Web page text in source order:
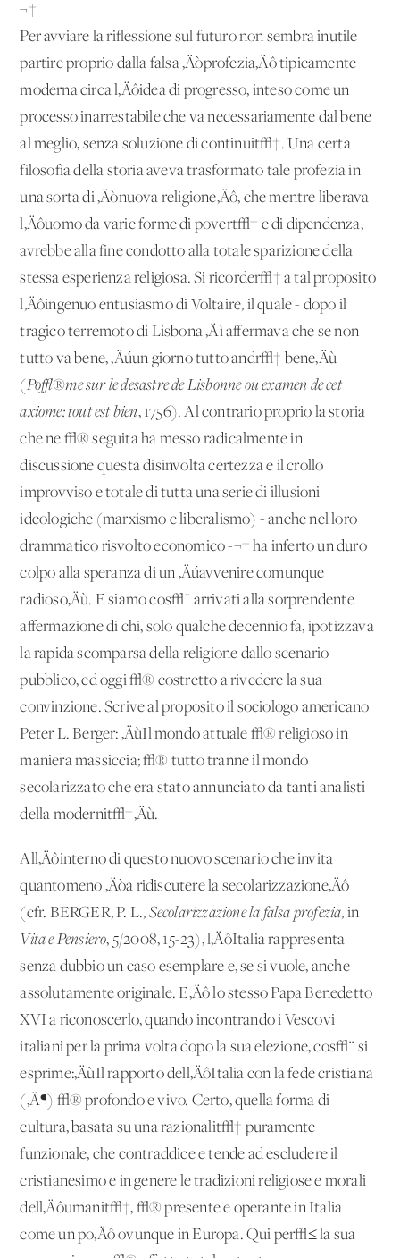
¬†
Per avviare la riflessione sul futuro non sembra inutile
partire proprio dalla falsa ‚Äòprofezia‚Äô tipicamente
moderna circa l‚Äôidea di progresso, inteso come un
processo inarrestabile che va necessariamente dal bene
al meglio, senza soluzione di continuit√†. Una certa
filosofia della storia aveva trasformato tale profezia in
una sorta di ‚Äònuova religione‚Äô, che mentre liberava
l‚Äôuomo da varie forme di povert√† e di dipendenza,
avrebbe alla fine condotto alla totale sparizione della
stessa esperienza religiosa. Si ricorder√† a tal proposito
l‚Äôingenuo entusiasmo di Voltaire, il quale - dopo il
tragico terremoto di Lisbona ‚Äì affermava che se non
tutto va bene, ‚Äúun giorno tutto andr√† bene‚Äù
(Po√®me sur le desastre de Lisbonne ou examen de cet
axiome: tout est bien, 1756). Al contrario proprio la storia
che ne √® seguita ha messo radicalmente in
discussione questa disinvolta certezza e il crollo
improvviso e totale di tutta una serie di illusioni
ideologiche (marxismo e liberalismo) - anche nel loro
drammatico risvolto economico -¬† ha inferto un duro
colpo alla speranza di un ‚Äúavvenire comunque
radioso‚Äù. E siamo cos√¨ arrivati alla sorprendente
affermazione di chi, solo qualche decennio fa, ipotizzava
la rapida scomparsa della religione dallo scenario
pubblico, ed oggi √® costretto a rivedere la sua
convinzione. Scrive al proposito il sociologo americano
Peter L. Berger: ‚ÄùIl mondo attuale √® religioso in
maniera massiccia; √® tutto tranne il mondo
secolarizzato che era stato annunciato da tanti analisti
della modernit√†‚Äù.
All‚Äôinterno di questo nuovo scenario che invita
quantomeno ‚Äòa ridiscutere la secolarizzazione‚Äô
(cfr. BERGER, P. L., Secolarizzazione la falsa profezia, in
Vita e Pensiero, 5/2008, 15-23), l‚ÄôItalia rappresenta
senza dubbio un caso esemplare e, se si vuole, anche
assolutamente originale. E‚Äô lo stesso Papa Benedetto
XVI a riconoscerlo, quando incontrando i Vescovi
italiani per la prima volta dopo la sua elezione, cos√¨ si
esprime:‚ÄùIl rapporto dell‚ÄôItalia con la fede cristiana
(‚Ä¶) √® profondo e vivo. Certo, quella forma di
cultura, basata su una razionalit√† puramente
funzionale, che contraddice e tende ad escludere il
cristianesimo e in genere le tradizioni religiose e morali
dell‚Äôumanit√†, √® presente e operante in Italia
come un po‚Äô ovunque in Europa. Qui per√≤ la sua